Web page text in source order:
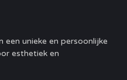
een unieke en persoonlijke
esthetiek en